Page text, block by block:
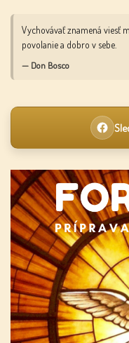
Vychovávať znamená viesť
povolanie a dobro v sebe.
— Don Bosco